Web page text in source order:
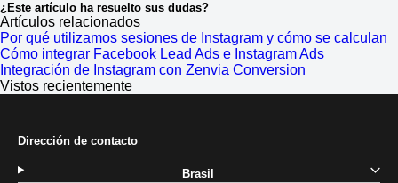
¿Este artículo ha resuelto sus dudas?
Artículos relacionados
Por qué utilizamos sesiones de Instagram y cómo se calculan
Cómo integrar Facebook Lead Ads e Instagram Ads
Integración de Instagram con Zenvia Conversion
Vistos recientemente
Dirección de contacto
Brasil